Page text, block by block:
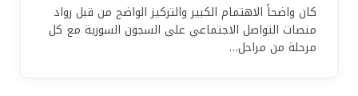
كان واضحاً الاهتمام الكبير والتركيز الواضح من قبل رواد
منصات التواصل الاجتماعي على السجون السورية مع كل
مرحلة من مراحل…